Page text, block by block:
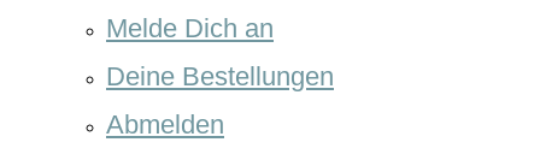
Melde Dich an
Deine Bestellungen
Abmelden